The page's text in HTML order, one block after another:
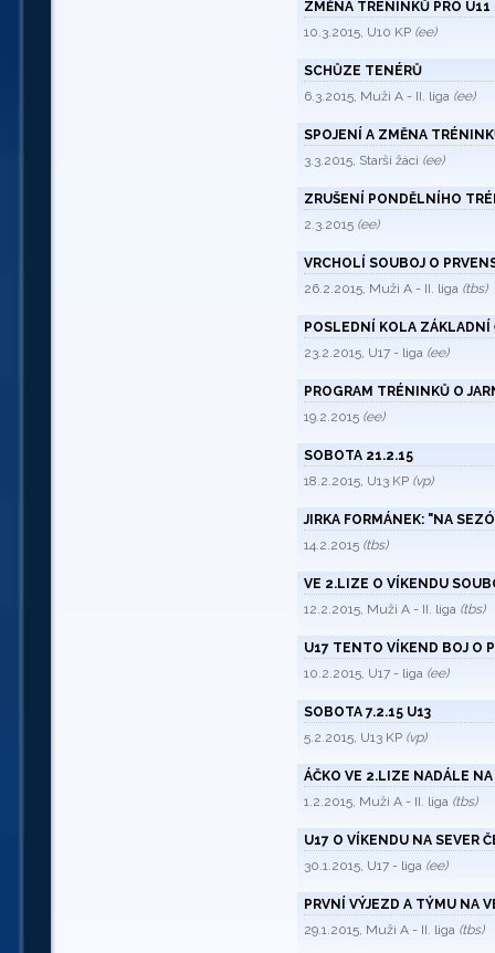
ZMĚNA TRÉNINKŮ PRO U11
10.3.2015, U10 KP (ee)
SCHŮZE TENÉRŮ
6.3.2015, Muži A - II. liga (ee)
SPOJENÍ A ZMĚNA
3.3.2015, Starší žáci (ee)
ZRUŠENÍ PONDĚLNÍHO
2.3.2015 (ee)
VRCHOLÍ SOUBOJ O
26.2.2015, Muži A - II. liga (tbs)
POSLEDNÍ KOLA ZÁKLADNÍ
23.2.2015, U17 - liga (ee)
PROGRAM TRÉNINKŮ O
19.2.2015 (ee)
SOBOTA 21.2.15
18.2.2015, U13 KP (vp)
JIRKA FORMÁNEK: "NA
14.2.2015 (tbs)
VE 2.LIZE O VÍKENDU
12.2.2015, Muži A - II. liga (tbs)
U17 TENTO VÍKEND BOJ O
10.2.2015, U17 - liga (ee)
SOBOTA 7.2.15 U13
5.2.2015, U13 KP (vp)
ÁČKO VE 2.LIZE NADÁLE
1.2.2015, Muži A - II. liga (tbs)
U17 O VÍKENDU NA SEVER
30.1.2015, U17 - liga (ee)
PRVNÍ VÝJEZD A TÝMU NA
29.1.2015, Muži A - II. liga (tbs)